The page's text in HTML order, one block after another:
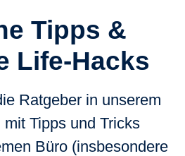
Tipps &
Life-Hacks
Ratgeber in unserem
Tipps und Tricks
Büro (insbesondere